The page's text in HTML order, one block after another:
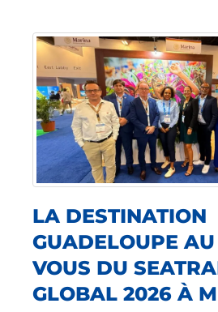
LA DESTINATION
GUADELOUPE
VOUS DU
GLOBAL 2026 À